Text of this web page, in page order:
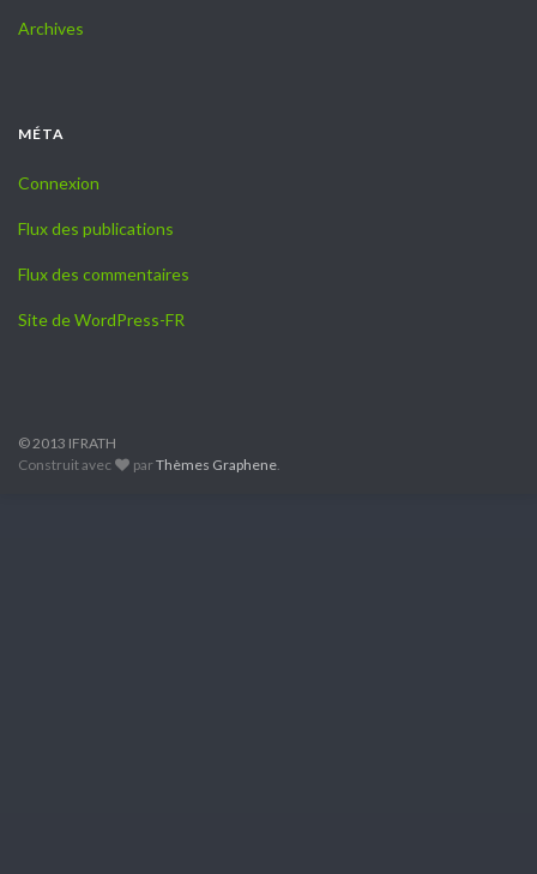
Archives
MÉTA
Connexion
Flux des publications
Flux des commentaires
Site de WordPress-FR
© 2013 IFRATH
Construit avec
parThèmes Graphene.